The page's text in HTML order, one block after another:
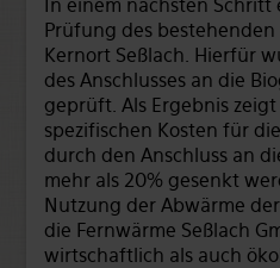
In einem nächsten
Prüfung des
Kernort Seßlach. Hierfür
des Anschlusses an die
geprüft. Als Ergebnis zeigt
spezifischen Kosten für
durch den Anschluss an
mehr als 20% gesenkt
Nutzung der Abwärme
die Fernwärme Seßlach
wirtschaftlich als auch